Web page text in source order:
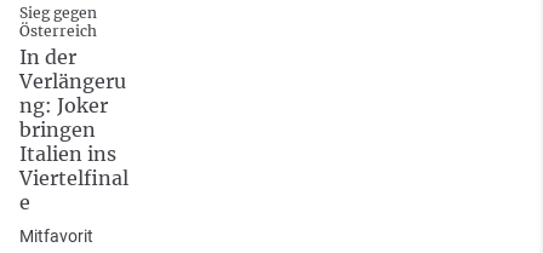
Sieg gegen
Österreich
In der
Verlängeru
ng: Joker
bringen
Italien ins
Viertelfinal
e
Mitfavorit